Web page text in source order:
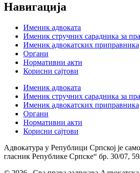
Навигација
Именик адвоката
Именик стручних сарадника за
Именик адвокатских приправника
Органи
Нормативни акти
Корисни сајтови
Именик адвоката
Именик стручних сарадника за
Именик адвокатских приправника
Органи
Нормативни акти
Корисни сајтови
Адвокатура у Републици Српској је
гласник Републике Српске“ бр. 30/07,